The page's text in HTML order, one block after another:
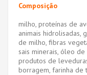
Composição
milho, proteínas de
animais hidrolisadas,
de milho, fibras
sais minerais, óleo
produtos de
borragem, farinha de